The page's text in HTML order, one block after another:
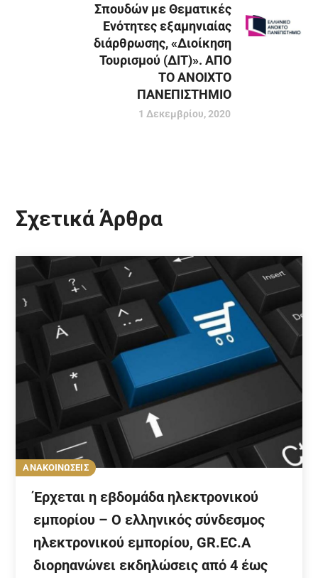
Σπουδών με Θεματικές
Ενότητες εξαμηνιαίας
διάρθρωσης, «Διοίκηση
Τουρισμού (ΔΙΤ)». ΑΠΟ
ΤΟ ΑΝΟΙΧΤΟ
ΠΑΝΕΠΙΣΤΗΜΙΟ
1 Δεκεμβρίου, 2020
Σχετικά Άρθρα
ΑΝΑΚΟΙΝΩΣΕΙΣ
Έρχεται η εβδομάδα ηλεκτρονικού
εμπορίου – Ο ελληνικός σύνδεσμος
ηλεκτρονικού εμπορίου, GR.EC.A
διορηανώνει εκδηλώσεις από 4 έως